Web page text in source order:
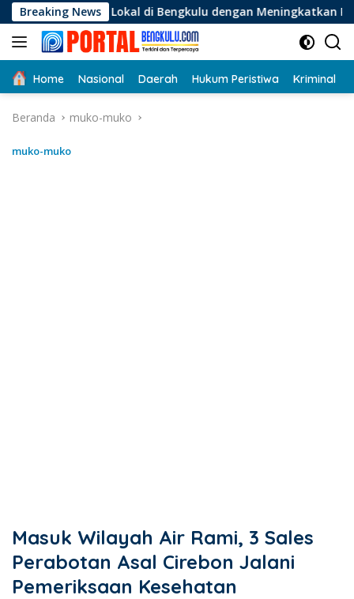
Langsung
ke
konten
Breaking News
di Bengkulu dengan Meningkatkan Ruang Publik dan
Home Nasional Daerah Hukum Peristiwa Kriminal
Beranda muko-muko
muko-muko
Masuk Wilayah Air Rami, 3 Sales
Perabotan Asal Cirebon Jalani
Pemeriksaan Kesehatan